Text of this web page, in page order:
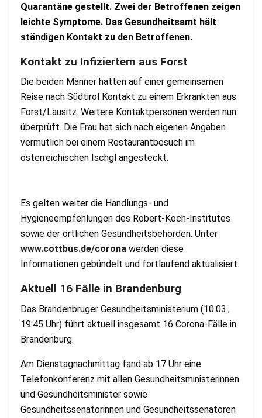
Quarantäne gestellt. Zwei der Betroffenen zeigen
leichte Symptome. Das Gesundheitsamt hält
ständigen Kontakt zu den Betroffenen.
Kontakt zu Infiziertem aus Forst
Die beiden Männer hatten auf einer gemeinsamen
Reise nach Südtirol Kontakt zu einem Erkrankten aus
Forst/Lausitz. Weitere Kontaktpersonen werden nun
überprüft. Die Frau hat sich nach eigenen Angaben
vermutlich bei einem Restaurantbesuch im
österreichischen Ischgl angesteckt.
Es gelten weiter die Handlungs- und
Hygieneempfehlungen des Robert-Koch-Institutes
sowie der örtlichen Gesundheitsbehörden. Unter
www.cottbus.de/corona werden diese
Informationen gebündelt und fortlaufend aktualisiert.
Aktuell 16 Fälle in Brandenburg
Das Brandenbruger Gesundheitsministerium (10.03.,
19:45 Uhr) führt aktuell insgesamt 16 Corona-Fälle in
Brandenburg.
Am Dienstagnachmittag fand ab 17 Uhr eine
Telefonkonferenz mit allen Gesundheitsministerinnen
und Gesundheitsminister sowie
Gesundheitssenatorinnen und Gesundheitssenatoren